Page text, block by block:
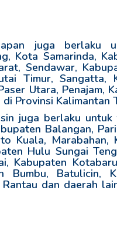
juga berlaku
Kota Samarinda,
Sendawar,
Timur, Sangatta,
Utara, Penajam,
Provinsi Kalimantan
juga berlaku
Balangan,
Kuala, Marabahan,
Hulu Sungai
Kabupaten
Bumbu, Batulicin,
dan daerah